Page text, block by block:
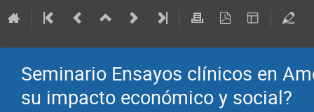
Seminario Ensayos clínicos en
su impacto económico y social?